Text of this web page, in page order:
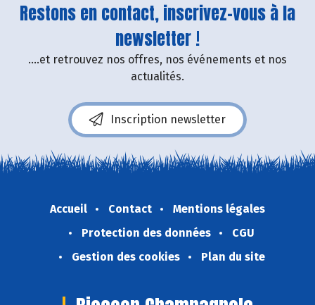
Restons en contact, inscrivez-vous à la
newsletter !
....et retrouvez nos offres, nos événements et nos
actualités.
Inscription newsletter
Accueil Contact
Mentions légales
Protection des données
CGU
Gestion des cookies
Plan du site